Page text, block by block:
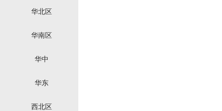
华北区
华南区
华中
华东
西北区